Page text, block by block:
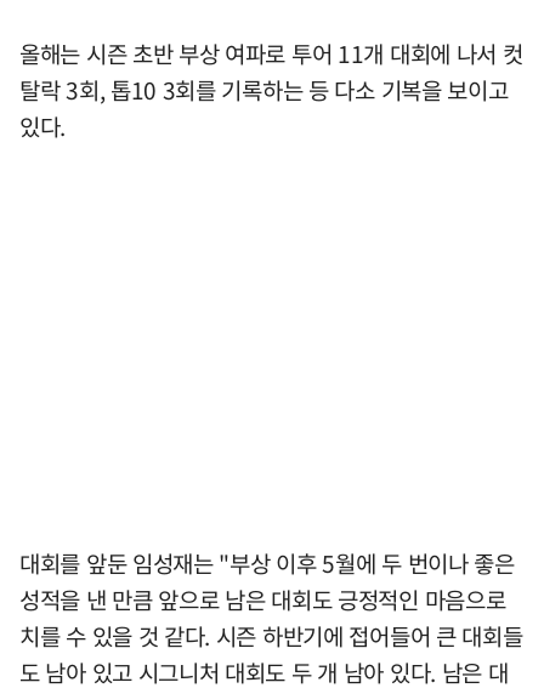
올해는 시즌 초반 부상 여파로 투어 11개 대회에 나서 컷
탈락 3회, 톱10 3회를 기록하는 등 다소 기복을 보이고
있다.
대회를 앞둔 임성재는 "부상 이후 5월에 두 번이나 좋은
성적을 낸 만큼 앞으로 남은 대회도 긍정적인 마음으로
치를 수 있을 것 같다. 시즌 하반기에 접어들어 큰 대회들
도 남아 있고 시그니처 대회도 두 개 남아 있다. 남은 대